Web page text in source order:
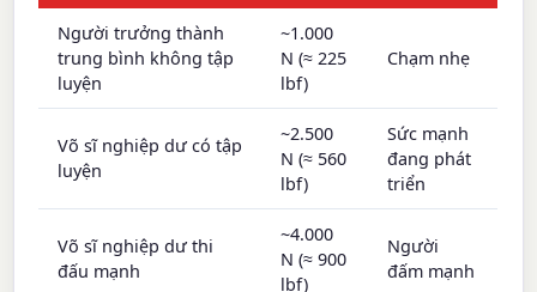
Người trưởng thành
trung bình không tập
luyện
~1.000
N (≈ 225
lbf)
Chạm nhẹ
Võ sĩ nghiệp dư có tập
luyện
~2.500
N (≈ 560
lbf)
Sức mạnh
đang phát
triển
Võ sĩ nghiệp dư thi
đấu mạnh
~4.000
N (≈ 900
lbf)
Người
đấm mạnh